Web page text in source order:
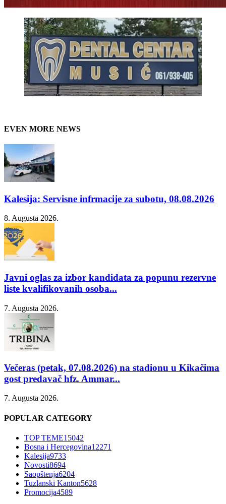
EVEN MORE NEWS
Kalesija: Servisne infrmacije za subotu, 08.08.2026
8. Augusta 2026.
Javni oglas za izbor kandidata za popunu rezervne
liste kvalifikovanih osoba...
7. Augusta 2026.
Večeras (petak, 07.08.2026) na stadionu u Kikačima
gost predavač hfz. Ammar...
7. Augusta 2026.
POPULAR CATEGORY
TOP TEME15042
Bosna i Hercegovina12271
Kalesija9733
Novosti8694
Saopštenja6204
Tuzlanski Kanton5628
Promocija4589